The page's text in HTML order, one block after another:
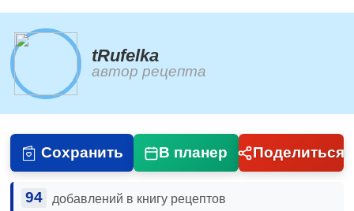
tRufelka
автор рецепта
Сохранить В планер Поделиться
94 добавлений в книгу рецептов